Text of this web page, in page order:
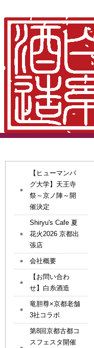
【ヒューマンバ
グ大学】天王寺
祭～京ノ陣～開
催決定
Shiryu's Cafe 夏
花火2026 京都出
張店
会社概要
【お問い合わ
せ】白糸酒造
竜胆尊×京都老舗
3社コラボ
第8回京都古都コ
スフェスタ開催